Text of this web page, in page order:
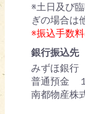
※土日及び
ぎの場合は
※振込手数
銀行振込先
みずほ銀
普通預金
南都物産株